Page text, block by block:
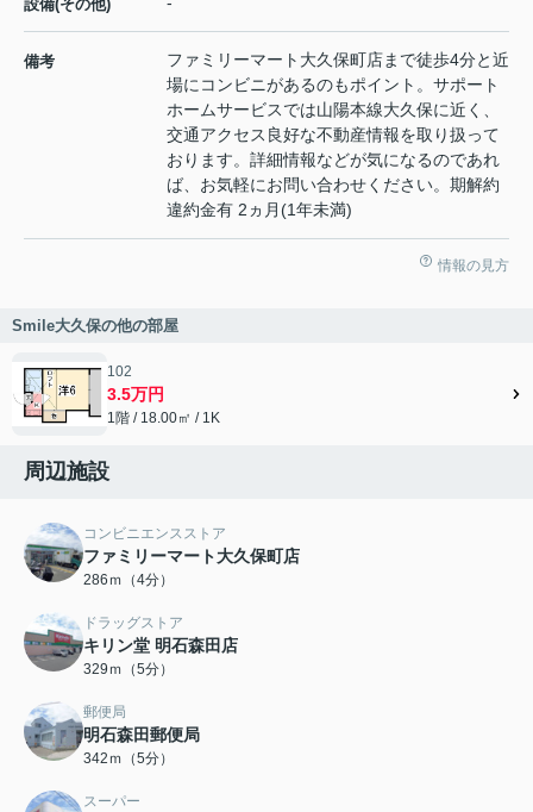
設備(その他)
備考
ファミリーマート大久保町店まで徒歩4分と近
場にコンビニがあるのもポイント。サポート
ホームサービスでは山陽本線大久保に近く、
交通アクセス良好な不動産情報を取り扱って
おります。詳細情報などが気になるのであれ
ば、お気軽にお問い合わせください。期解約
違約金有 2ヵ月(1年未満)
情報の見方
Smile大久保の他の部屋
102
3.5万円
1階 / 18.00㎡ / 1K
周辺施設
コンビニエンスストア
ファミリーマート大久保町店
286ｍ（4分）
ドラッグストア
キリン堂 明石森田店
329ｍ（5分）
郵便局
明石森田郵便局
342ｍ（5分）
スーパー